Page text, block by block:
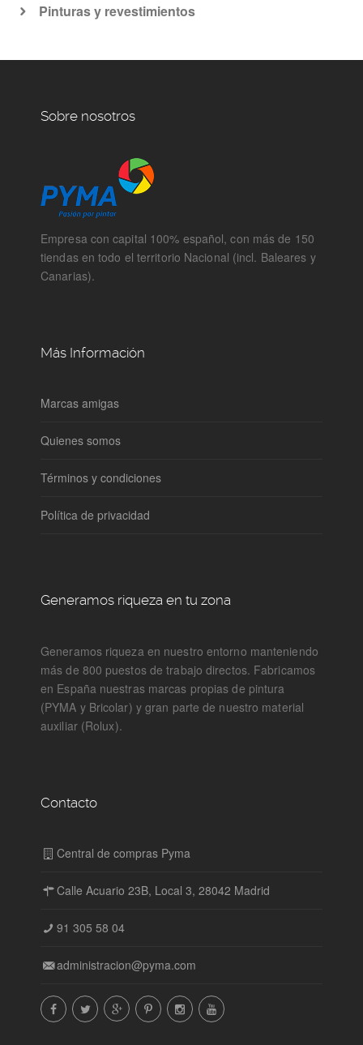
Pinturas y revestimientos
Sobre nosotros
Empresa con capital 100% español, con más de 150
tiendas en todo el territorio Nacional (incl. Baleares y
Canarias).
Más Información
Marcas amigas
Quienes somos
Términos y condiciones
Política de privacidad
Generamos riqueza en tu zona
Generamos riqueza en nuestro entorno manteniendo
más de 800 puestos de trabajo directos. Fabricamos
en España nuestras marcas propias de pintura
(PYMA y Bricolar) y gran parte de nuestro material
auxiliar (Rolux).
Contacto
Central de compras Pyma
Calle Acuario 23B, Local 3, 28042 Madrid
91 305 58 04
administracion@pyma.com